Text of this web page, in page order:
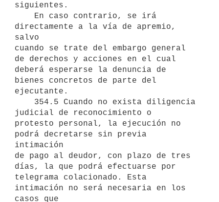
siguientes.
directamente a la vía de apremio,
salvo
cuando se trate del embargo general
de derechos y acciones en el cual
deberá esperarse la denuncia de
bienes concretos de parte del
ejecutante.
judicial de reconocimiento o
protesto personal, la ejecución no
podrá decretarse sin previa
intimación
de pago al deudor, con plazo de tres
días, la que podrá efectuarse por
telegrama colacionado. Esta
intimación no será necesaria en los
casos que